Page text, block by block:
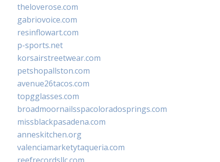
theloverose.com
gabriovoice.com
resinflowart.com
p-sports.net
korsairstreetwear.com
petshopallston.com
avenue26tacos.com
topgglasses.com
broadmoornailsspacoloradosprings.com
missblackpasadena.com
anneskitchen.org
valenciamarketytaqueria.com